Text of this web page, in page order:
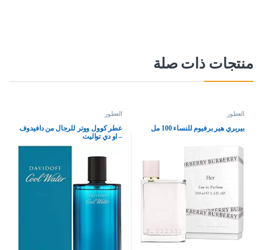
منتجات ذات صلة
العطور
بيربري هير برفيوم للنساء 100 مل
العطور
عطر كوول ووتر للرجال من دافيدوف
– او دي تواليت